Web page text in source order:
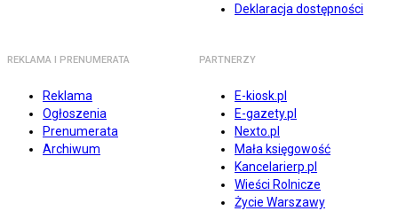
Deklaracja dostępności
REKLAMA I PRENUMERATA
Reklama
Ogłoszenia
Prenumerata
Archiwum
PARTNERZY
E-kiosk.pl
E-gazety.pl
Nexto.pl
Mała księgowość
Kancelarierp.pl
Wieści Rolnicze
Życie Warszawy